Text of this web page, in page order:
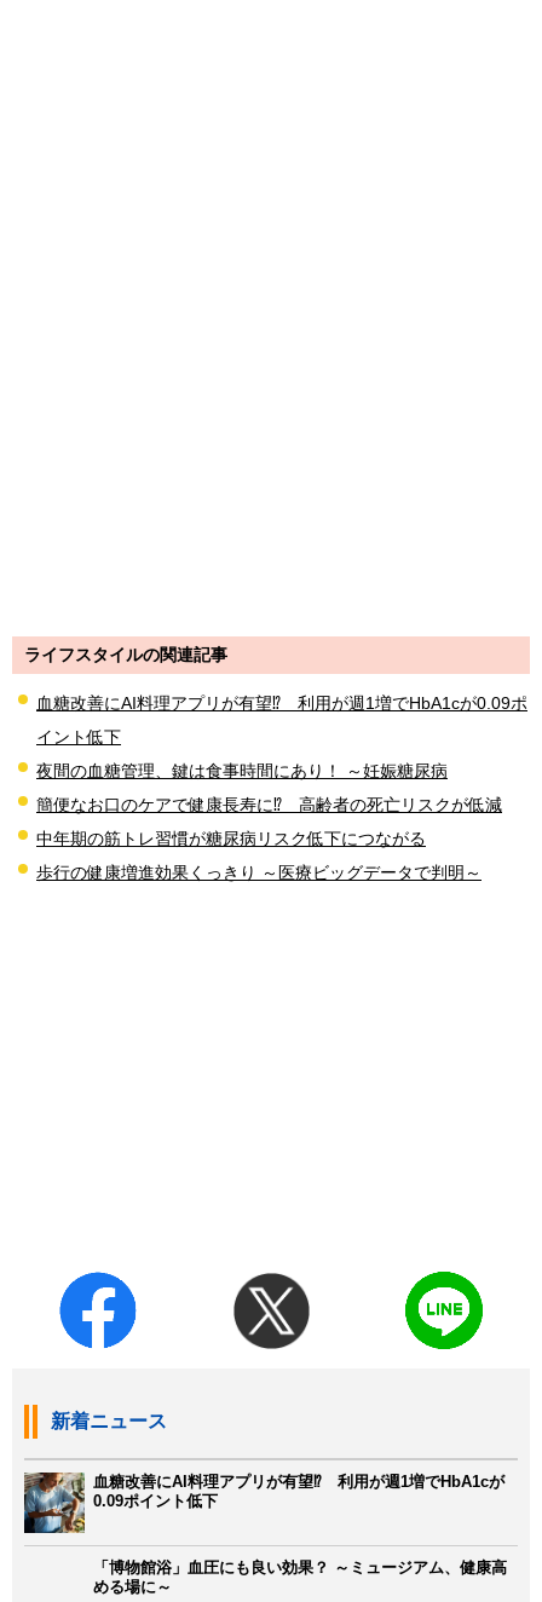
ライフスタイルの関連記事
血糖改善にAI料理アプリが有望⁉ 利用が週1増でHbA1cが0.09ポ
イント低下
夜間の血糖管理、鍵は食事時間にあり！ ～妊娠糖尿病
簡便なお口のケアで健康長寿に⁉ 高齢者の死亡リスクが低減
中年期の筋トレ習慣が糖尿病リスク低下につながる
歩行の健康増進効果くっきり ～医療ビッグデータで判明～
新着ニュース
血糖改善にAI料理アプリが有望⁉ 利用が週1増でHbA1cが
0.09ポイント低下
「博物館浴」血圧にも良い効果？ ～ミュージアム、健康高
める場に～